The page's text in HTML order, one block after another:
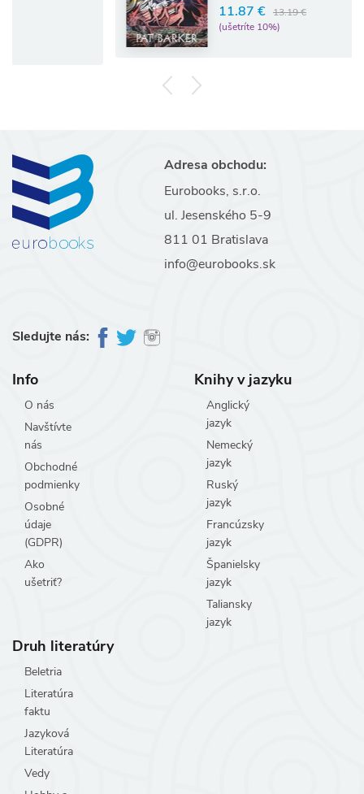
11.87 €
13.19 €
(ušetríte 10%)
Adresa obchodu:
Eurobooks, s.r.o.
ul. Jesenského 5-9
811 01 Bratislava
info@eurobooks.sk
Sledujte nás:
Info
O nás
Navštívte
nás
Obchodné
podmienky
Osobné
údaje
(GDPR)
Ako
ušetriť?
Knihy v jazyku
Anglický
jazyk
Nemecký
jazyk
Ruský
jazyk
Francúzsky
jazyk
Španielsky
jazyk
Taliansky
jazyk
Druh literatúry
Beletria
Literatúra
faktu
Jazyková
Literatúra
Vedy